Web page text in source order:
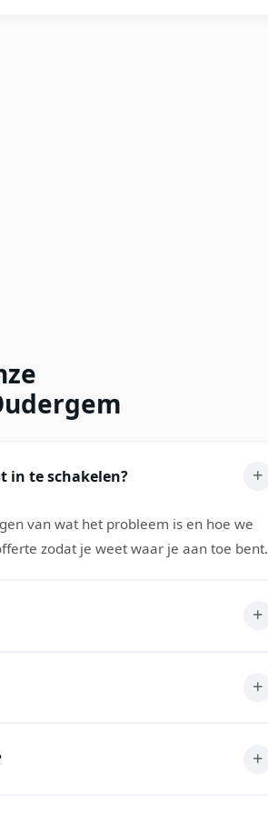
in te schakelen?
van wat het probleem is en hoe we
zodat je weet waar je aan toe bent.